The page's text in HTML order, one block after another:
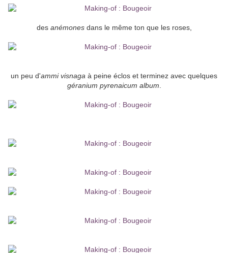
des anémonesdans le même ton que les roses,
un peu d'ammi visnaga à peine éclos et terminez avec quelques
géranium pyrenaicum album